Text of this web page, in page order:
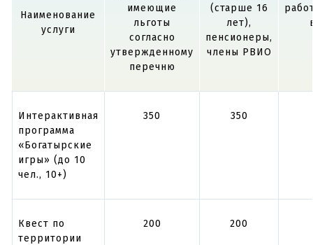
Наименование
услуги
имеющие
льготы
согласно
утвержденному
перечню
(старше 16
лет),
пенсионеры,
члены РВИО
Интерактивная
программа
«Богатырские
игры» (до 10
чел., 10+)
350 350
Квест по
территории
200 200